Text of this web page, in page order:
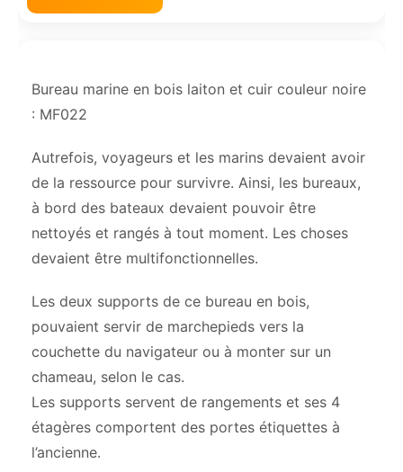
Bureau marine en bois laiton et cuir couleur noire
: MF022
Autrefois, voyageurs et les marins devaient avoir
de la ressource pour survivre. Ainsi, les bureaux,
à bord des bateaux devaient pouvoir être
nettoyés et rangés à tout moment. Les choses
devaient être multifonctionnelles.
Les deux supports de ce bureau en bois,
pouvaient servir de marchepieds vers la
couchette du navigateur ou à monter sur un
chameau, selon le cas.
Les supports servent de rangements et ses 4
étagères comportent des portes étiquettes à
l’ancienne.